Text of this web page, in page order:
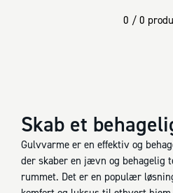
0 / 0
Skab et
Gulvvarme er en effektiv og
der skaber en jævn og behagelig
rummet. Det er en populær